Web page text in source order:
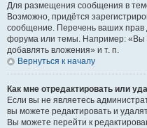
Для размещения сообщения в
Возможно, придётся
сообщение. Перечень ваших прав
форума или темы. Например: «Вы
добавлять вложения» и т. п.
Вернуться к началу
Как мне отредактировать или
Если вы не являетесь
вы можете редактировать и
Вы можете перейти к